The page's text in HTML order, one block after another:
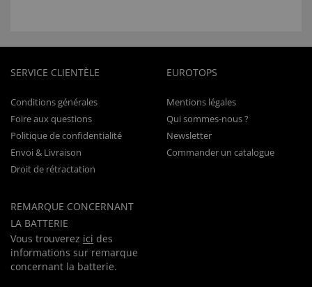
SERVICE CLIENTÈLE
Conditions générales
Foire aux questions
Politique de confidentialité
Envoi & Livraison
Droit de rétractation
REMARQUE CONCERNANT
LA BATTERIE
Vous trouverez ici des
informations sur remarque
concernant la batterie.
EUROTOPS
Mentions légales
Qui sommes-nous ?
Newsletter
Commander un catalogue